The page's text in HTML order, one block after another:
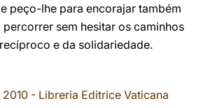
peço-lhe para encorajar também
sem hesitar os caminhos
e da solidariedade.
- Libreria Editrice Vaticana